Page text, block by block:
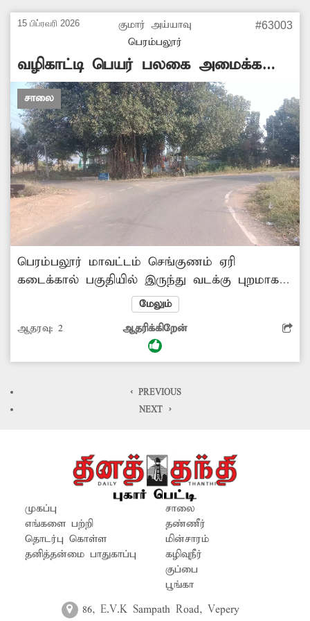
காட்சியளிக்கிறது. பெரம்பலூர் நகரப்பகுதியில்
பெரும்பாலான பகுதிகளில் புதிதாக தார்சாலை
அமைக்கப்பட்டு விட்டது. ஆனால் கம்பன் நகர்
முதல் தெருவில் மட்டும் இன்னும் தார்சாலை
அமைக்கப்படாமல் உள்ளது. எனவே
சம்பந்தப்பட் நகராட்சி நிர்வாகத்தினர்...
15 பிப்ரவரி 2026
குமார் அய்யாவு
பெரம்பலூர்
#63003
வழிகாட்டி பெயர் பலகை அமைக்க
வேண்டும்
சாலை
பெரம்பலூர் மாவட்டம் செங்குணம் ஏரி
கடைக்கால் பகுதியில் இருந்து வடக்கு புறமாக
செல்லும் சாலை எம்.எம்.கார்டன் நகர் பகுதியில்
உள்ள ஆலமரத்தை ஒட்டி இரண்டாக பிரிந்து
செல்கிறது. கிழக்கு புற சாலை சிறுகுடல்,
கீழப்புலியூர், எழுமூர் உள்ளிட்ட பகுதிகளுக்கும்,
என்.எச். ரோடு, வாலிகண்டபுரம் உள்ளிட்ட
பகுதிகளுக்கும் செல்கின்றன. இந்நிலையில்
இதனால் அவ்வழியாக வெளியூர்களில் இருந்து
வருபவர்கள் வழி தெரியாமல்...
மேலும்
ஆதரவு: 2 ஆதரிக்கிறேன்
< PREVIOUS
NEXT >
முகப்பு
எங்களை பற்றி
தொடர்பு கொள்ள
தனித்தன்மை பாதுகாப்பு
சாலை
தண்ணீர்
மின்சாரம்
கழிவுநீர்
குப்பை
பூங்கா
86, E.V.K Sampath Road, Vepery